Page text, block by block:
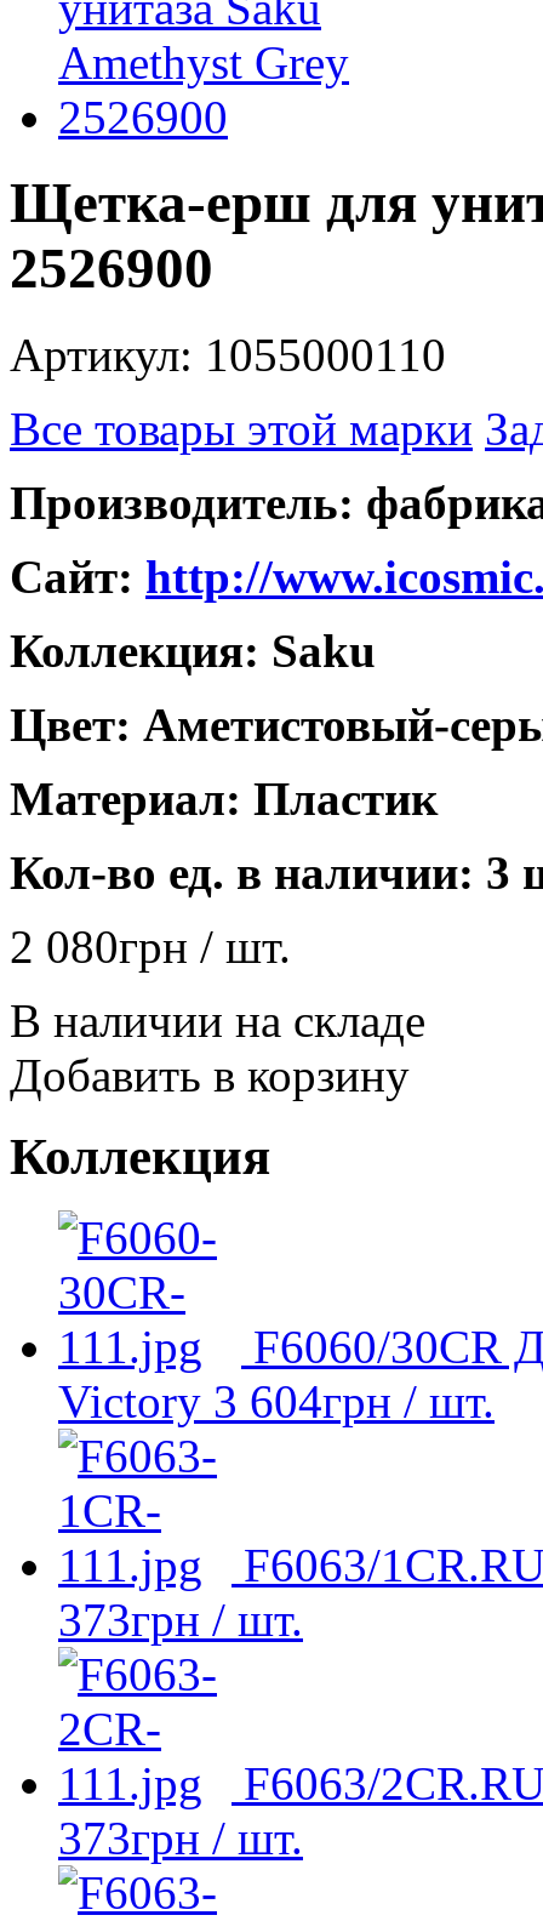
Щетка-ерш для
2526900
Артикул: 1055000110
Все товары этой марки
Производитель:
Caйт: http://
Коллекция: Saku
Цвет: Аметистовый-
Материал: Пластик
Кол-во ед. в наличии: 3
2 080грн / шт.
В наличии на складе
Добавить в корзину
Коллекция
F6060/30CR
Victory 3 604грн / шт.
F6063/
373грн / шт.
F6063/
373грн / шт.